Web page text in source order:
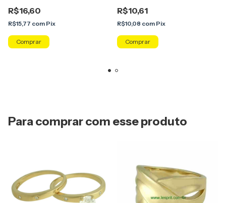
R$16,60
R$15,77 com Pix
Comprar
R$10,61
R$10,08 com Pix
Comprar
Para comprar com esse produto